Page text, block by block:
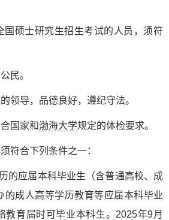
国硕士研究生招生考试的人员，须符
民。
领导，品德良好，遵纪守法。
国家和渤海大学规定的体检要求。
符合下列条件之一：
的应届本科毕业生（含普通高校、成
的成人高等学历教育等应届本科毕业
教育届时可毕业本科生。2025年9月